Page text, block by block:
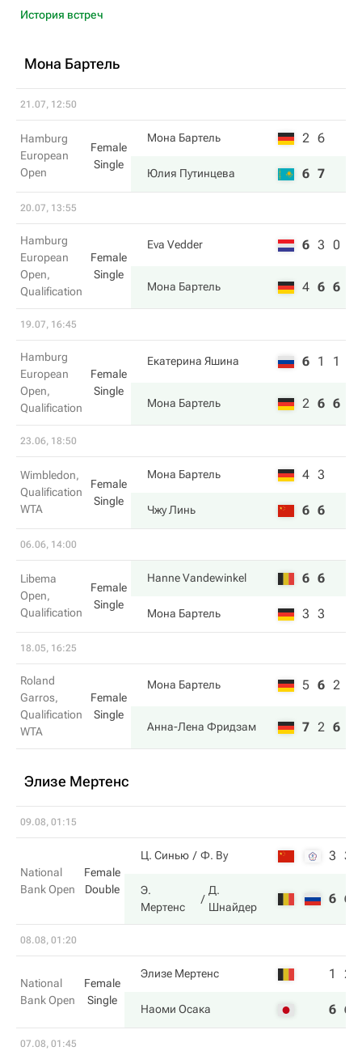
История встреч
Мона Бартель
21.07, 12:50
Hamburg
European
Open
Female
Single
Мона Бартель 2 6
Юлия Путинцева 6 7
20.07, 13:55
Hamburg
European
Open,
Qualification
Female
Single
Eva Vedder 6 3 0
Мона Бартель 4 6 6
19.07, 16:45
Hamburg
European
Open,
Qualification
Female
Single
Екатерина Яшина 6 1 1
Мона Бартель 2 6 6
23.06, 18:50
Wimbledon,
Qualification
WTA
Female
Single
Мона Бартель 4 3
Чжу Линь 6 6
06.06, 14:00
Libema
Open,
Qualification
Female
Single
Hanne Vandewinkel 6 6
Мона Бартель 3 3
18.05, 16:25
Roland
Garros,
Qualification
WTA
Female
Single
Мона Бартель 5 6 2
Анна-Лена Фридзам 7 2 6
Элизе Мертенс
09.08, 01:15
National
Bank Open
Female
Double
Ц. Синью Ф. Ву 3 3
Э.
Мертенс
Д.
Шнайдер
6 6
08.08, 01:20
National
Bank Open
Female
Single
Элизе Мертенс 1 2
Наоми Осака 6 6
07.08, 01:45